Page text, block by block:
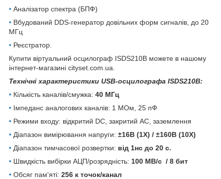
• Аналізатор спектра (БПФ)
• Вбудований DDS-генератор довільних форм сигналів, до 20
МГц
• Реєстратор.
Купити віртуальний осцилограф ISDS210B можете в нашому
інтернет-магазині cityset.com.ua.
Технічні характеристики USB-осцилографа ISDS210B:
• Кількість каналів/смужка: 40 МГц
• Імпеданс аналогових каналів: 1 МОм, 25 пФ
• Режими входу: відкритий DC, закритий АС, заземлення
• Діапазон вимірювання напруги: ±16В (1X) / ±160В (10X)
• Діапазон тимчасової розвертки: від 1нс до 20 с.
• Швидкість вибірки АЦП/розрядність: 100 МВ/с / 8 бит
• Обсяг пам'яті: 256 к точок/канал